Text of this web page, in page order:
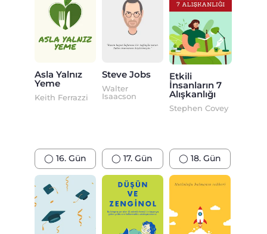
Asla Yalnız
Yeme
Keith Ferrazzi
Steve Jobs
Walter
Isaacson
Etkili
İnsanların 7
Alışkanlığı
Stephen Covey
◯ 16. Gün ◯ 17. Gün ◯ 18. Gün